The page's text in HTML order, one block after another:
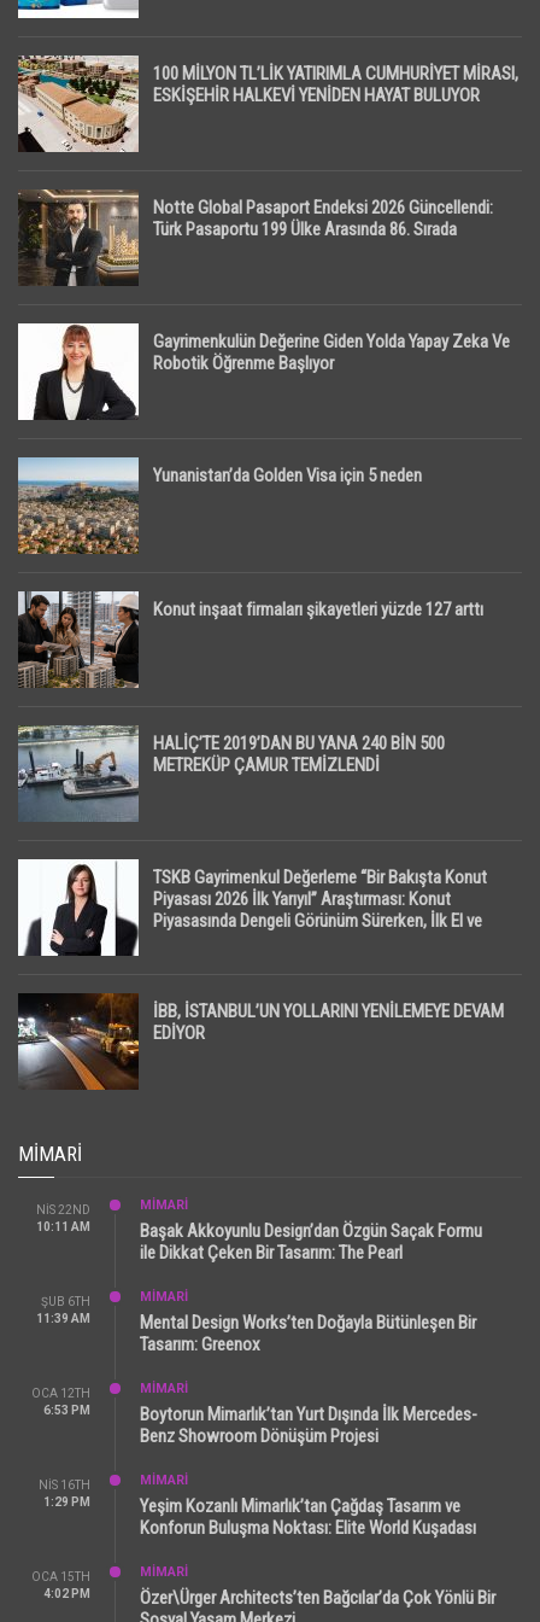
100 MİLYON TL’LİK YATIRIMLA CUMHURİYET MİRASI,
ESKİŞEHİR HALKEVİ YENİDEN HAYAT BULUYOR
Notte Global Pasaport Endeksi 2026 Güncellendi:
Türk Pasaportu 199 Ülke Arasında 86. Sırada
Gayrimenkulün Değerine Giden Yolda Yapay Zeka Ve
Robotik Öğrenme Başlıyor
Yunanistan’da Golden Visa için 5 neden
Konut inşaat firmaları şikayetleri yüzde 127 arttı
HALİÇ’TE 2019’DAN BU YANA 240 BİN 500
METREKÜP ÇAMUR TEMİZLENDİ
TSKB Gayrimenkul Değerleme “Bir Bakışta Konut
Piyasası 2026 İlk Yarıyıl” Araştırması: Konut
Piyasasında Dengeli Görünüm Sürerken, İlk El ve
İBB, İSTANBUL’UN YOLLARINI YENİLEMEYE DEVAM
EDİYOR
MIMARI
NIS 22ND
10:11 AM
MİMARİ
Başak Akkoyunlu Design’dan Özgün Saçak Formu
ile Dikkat Çeken Bir Tasarım: The Pearl
ŞUB 6TH
11:39 AM
MİMARİ
Mental Design Works’ten Doğayla Bütünleşen Bir
Tasarım: Greenox
OCA 12TH
6:53 PM
MİMARİ
Boytorun Mimarlık’tan Yurt Dışında İlk Mercedes-
Benz Showroom Dönüşüm Projesi
NIS 16TH
1:29 PM
MİMARİ
Yeşim Kozanlı Mimarlık’tan Çağdaş Tasarım ve
Konforun Buluşma Noktası: Elite World Kuşadası
OCA 15TH
4:02 PM
MİMARİ
Özer\Ürger Architects’ten Bağcılar’da Çok Yönlü Bir